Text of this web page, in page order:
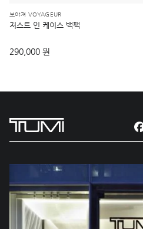
보야져 VOYAGEUR
저스트 인 케이스 백팩
290,000 원